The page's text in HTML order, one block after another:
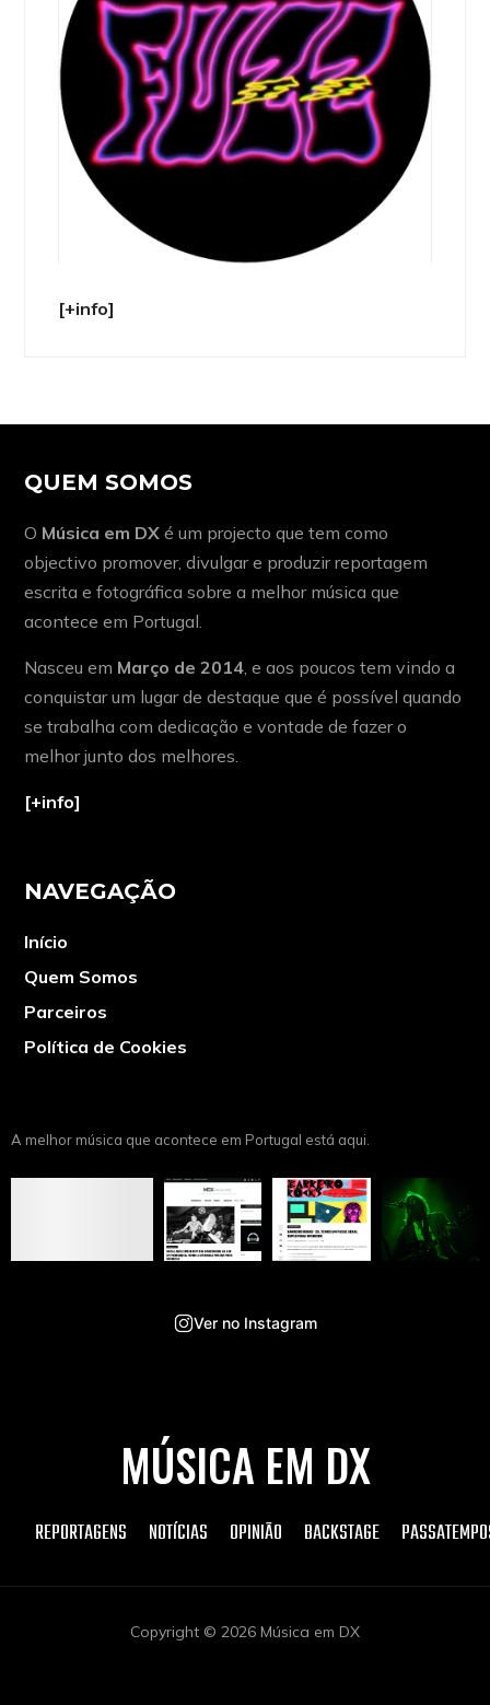
[+info]
QUEM SOMOS
O Música em DX é um projecto que tem como
objectivo promover, divulgar e produzir reportagem
escrita e fotográfica sobre a melhor música que
acontece em Portugal.
Nasceu em Março de 2014, e aos poucos tem vindo a
conquistar um lugar de destaque que é possível quando
se trabalha com dedicação e vontade de fazer o
melhor junto dos melhores.
[+info]
NAVEGAÇÃO
Início
Quem Somos
Parceiros
Política de Cookies
A melhor música que acontece em Portugal está aqui.
Ver no Instagram
MÚSICA EM DX
REPORTAGENS NOTÍCIAS OPINIÃO BACKSTAGE
Copyright © 2026 Música em DX